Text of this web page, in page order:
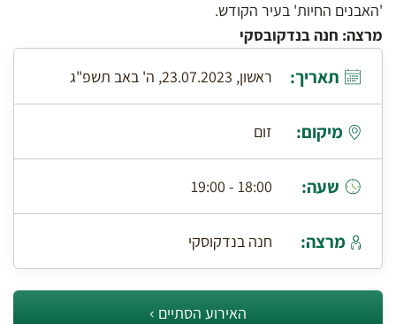
'האבנים החיות' בעיר הקודש.
מרצה: חנה בנדקובסקי
תאריך: ראשון, 23.07.2023, ה' באב תשפ"ג
מיקום: זום
שעה: 18:00 - 19:00
מרצה: חנה בנדקוסקי
האירוע הסתיים